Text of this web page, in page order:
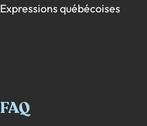
Expressions québécoises
FAQ